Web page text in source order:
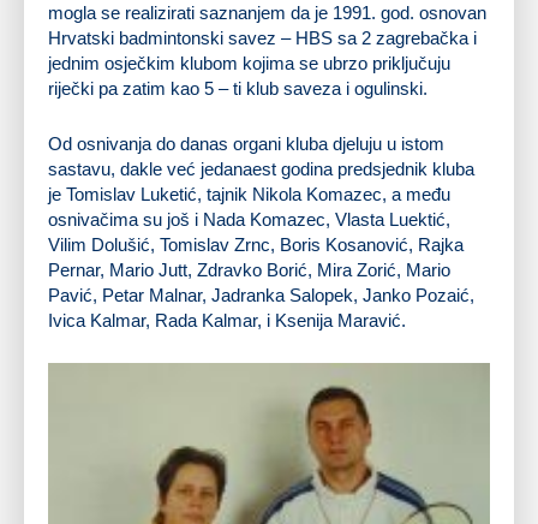
mogla se realizirati saznanjem da je 1991. god. osnovan
Hrvatski badmintonski savez – HBS sa 2 zagrebačka i
jednim osječkim klubom kojima se ubrzo priključuju
riječki pa zatim kao 5 – ti klub saveza i ogulinski.
Od osnivanja do danas organi kluba djeluju u istom
sastavu, dakle već jedanaest godina predsjednik kluba
je Tomislav Luketić, tajnik Nikola Komazec, a među
osnivačima su još i Nada Komazec, Vlasta Luektić,
Vilim Dolušić, Tomislav Zrnc, Boris Kosanović, Rajka
Pernar, Mario Jutt, Zdravko Borić, Mira Zorić, Mario
Pavić, Petar Malnar, Jadranka Salopek, Janko Pozaić,
Ivica Kalmar, Rada Kalmar, i Ksenija Maravić.